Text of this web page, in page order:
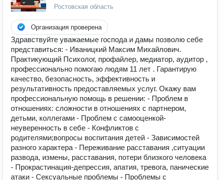
Ростовская область
Организация проверена
Здравствуйте уважаемые господа и дамы позволю себе
представиться: - Иваницкий Максим Михайлович.
Практикующий Психолог, профайлер, медиатор, аудитор ,
профессионально помогаю людям 11 лет . Гарантирую
качество, безопасность, эффективность и
результативность предоставляемых услуг. Окажу вам
профессиональную помощь в решении: - Проблем в
отношениях: сложности в отношениях с партнером,
детьми, коллегами - Проблем с самооценкой-
неуверенность в себе - Конфликтов с
родителями;вопросы воспитания детей - Зависимостей
разного характера - Переживание расставания ,ситуации
развода, измены, расставания, потери близкого человека
- Прокрастинация-депрессия, апатия, тревога, панические
атаки - Сексуальные проблемы - Проблемы с